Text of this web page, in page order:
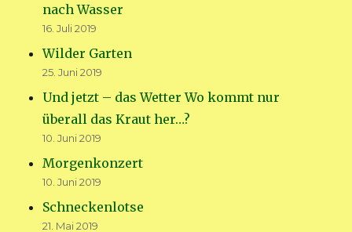
nach Wasser
16. Juli 2019
Wilder Garten
25. Juni 2019
Und jetzt – das Wetter Wo kommt nur
überall das Kraut her…?
10. Juni 2019
Morgenkonzert
10. Juni 2019
Schneckenlotse
21. Mai 2019